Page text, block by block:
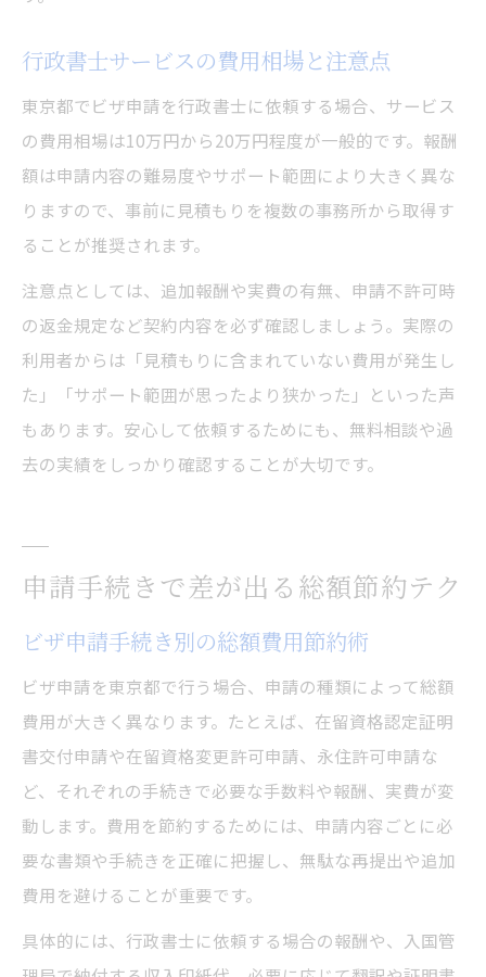
行政書士サービスの費用相場と注意点
東京都でビザ申請を行政書士に依頼する場合、サービス
の費用相場は10万円から20万円程度が一般的です。報酬
額は申請内容の難易度やサポート範囲により大きく異な
りますので、事前に見積もりを複数の事務所から取得す
ることが推奨されます。
注意点としては、追加報酬や実費の有無、申請不許可時
の返金規定など契約内容を必ず確認しましょう。実際の
利用者からは「見積もりに含まれていない費用が発生し
た」「サポート範囲が思ったより狭かった」といった声
もあります。安心して依頼するためにも、無料相談や過
去の実績をしっかり確認することが大切です。
申請手続きで差が出る総額節約テク
ビザ申請手続き別の総額費用節約術
ビザ申請を東京都で行う場合、申請の種類によって総額
費用が大きく異なります。たとえば、在留資格認定証明
書交付申請や在留資格変更許可申請、永住許可申請な
ど、それぞれの手続きで必要な手数料や報酬、実費が変
動します。費用を節約するためには、申請内容ごとに必
要な書類や手続きを正確に把握し、無駄な再提出や追加
費用を避けることが重要です。
具体的には、行政書士に依頼する場合の報酬や、入国管